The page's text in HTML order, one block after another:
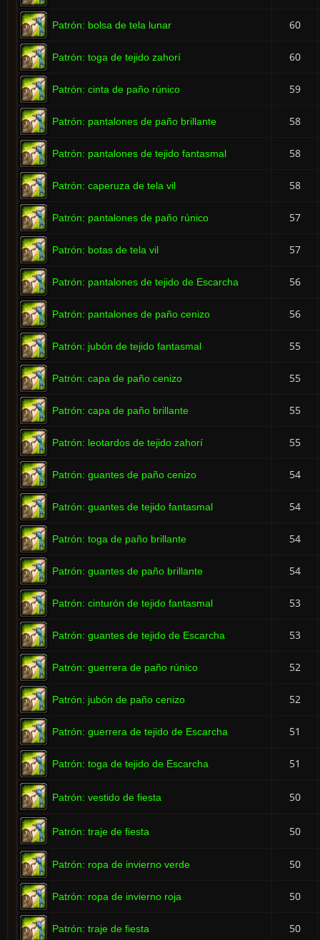
Patrón: bolsa de tela lunar 60
Patrón: toga de tejido zahorí 60
Patrón: cinta de paño rúnico 59
Patrón: pantalones de paño brillante 58
Patrón: pantalones de tejido fantasmal 58
Patrón: caperuza de tela vil 58
Patrón: pantalones de paño rúnico 57
Patrón: botas de tela vil 57
Patrón: pantalones de tejido de Escarcha 56
Patrón: pantalones de paño cenizo 56
Patrón: jubón de tejido fantasmal 55
Patrón: capa de paño cenizo 55
Patrón: capa de paño brillante 55
Patrón: leotardos de tejido zahorí 55
Patrón: guantes de paño cenizo 54
Patrón: guantes de tejido fantasmal 54
Patrón: toga de paño brillante 54
Patrón: guantes de paño brillante 54
Patrón: cinturón de tejido fantasmal 53
Patrón: guantes de tejido de Escarcha 53
Patrón: guerrera de paño rúnico 52
Patrón: jubón de paño cenizo 52
Patrón: guerrera de tejido de Escarcha 51
Patrón: toga de tejido de Escarcha 51
Patrón: vestido de fiesta 50
Patrón: traje de fiesta 50
Patrón: ropa de invierno verde 50
Patrón: ropa de invierno roja 50
Patrón: traje de fiesta 50